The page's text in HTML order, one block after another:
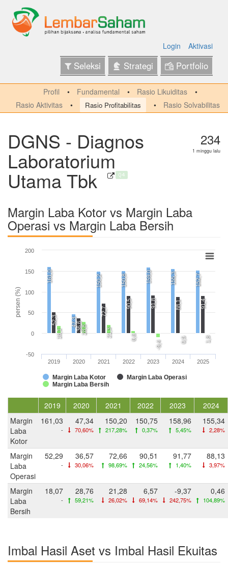
Login Aktivasi
Seleksi Strategi Portfolio
Profil Fundamental
Rasio Likuiditas
Rasio Aktivitas
Rasio Profitabilitas Rasio Solvabilitas
DGNS - Diagnos
Laboratorium
Utama Tbk Q4
234
1 minggu lalu
Margin Laba Kotor vs Margin Laba
Operasi vs Margin Laba Bersih
persen (%)
161,0
47,3
150,2 150,8 159,0 155,3 152,7
52,3
36,6
72,7
90,5 91,8 88,1 91,4
18,1 28,8 21,3 6,6
-9,4
0,5 1,8
Margin Laba Kotor
Margin Laba Operasi
Margin Laba Bersih
2019 2020 2021 2022 2023 2024 2025
-50
0
50
100
150
200
2019 2020 2021 2022 2023
2024
Margin
Laba
Kotor
161,03
-
47,34
70,60%
150,20
217,28%
150,75
0,37%
158,96
5,45%
155,34
2,28%
Margin
Laba
Operasi
52,29
-
36,57
30,06%
72,66
98,69%
90,51
24,56%
91,77
1,40%
88,13
3,97%
Margin
Laba
Bersih
18,07
-
28,76
59,21%
21,28
26,02%
6,57
69,14%
-9,37
242,75%
0,46
104,89%
Imbal Hasil Aset vs Imbal Hasil Ekuitas